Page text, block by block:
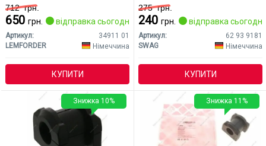
712грн.
650 грн. відправка сьогодні
Артикул:
34911 01
LEMFORDER
Німеччина
КУПИТИ
275грн.
240 грн. відправка сьогодні
Артикул:
62 93 9181
SWAG
Німеччина
КУПИТИ
Знижка 10% Знижка 11%